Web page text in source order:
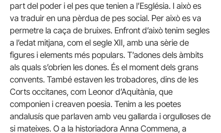
part del poder i el pes que tenien a l’Església. I això es
va traduir en una pèrdua de pes social. Per això es va
permetre la caça de bruixes. Enfront d’això tenim segles
a l’edat mitjana, com el segle XII, amb una sèrie de
figures i elements més populars. T’adones dels àmbits
als quals s’obrien les dones. És el moment dels grans
convents. També estaven les trobadores, dins de les
Corts occitanes, com Leonor d’Aquitània, que
componien i creaven poesia. Tenim a les poetes
andalusís que parlaven amb veu gallarda i orgulloses de
si mateixes. O a la historiadora Anna Commena, a